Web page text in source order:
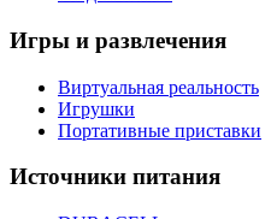
Игры и развлечения
Виртуальная реальность
Игрушки
Портативные приставки
Источники питания